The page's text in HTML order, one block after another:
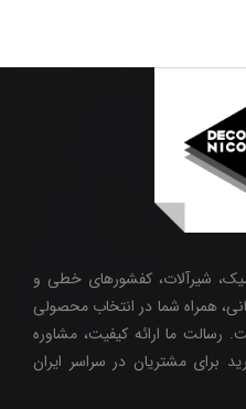
شیرآلات، کفشورهای خطی و
همراه شما در انتخاب محصولی
رسالت ما ارائه کیفیت، مشاوره
مشتریان در سراسر ایران